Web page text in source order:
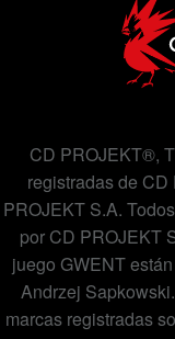
CD PROJEKT®,
registradas de
PROJEKT S.A.
por CD PROJEKT
juego GWENT
Andrzej
marcas registradas